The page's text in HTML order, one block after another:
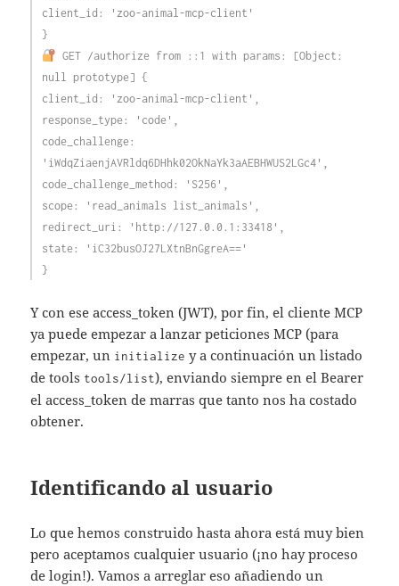
client_id: 'zoo-animal-mcp-client'
}
GET /authorize from ::1 with params: [Object:
null prototype] {
client_id: 'zoo-animal-mcp-client',
response_type: 'code',
code_challenge:
'iWdqZiaenjAVRldq6DHhk02OkNaYk3aAEBHWUS2LGc4',
code_challenge_method: 'S256',
scope: 'read_animals list_animals',
redirect_uri: 'http://127.0.0.1:33418',
state: 'iC32busOJ27LXtnBnGgreA=='
}
Y con ese access_token (JWT), por fin, el cliente MCP
ya puede empezar a lanzar peticiones MCP (para
empezar, un initialize y a continuación un listado
de tools tools/list), enviando siempre en el Bearer
el access_token de marras que tanto nos ha costado
obtener.
Identificando al usuario
Lo que hemos construido hasta ahora está muy bien
pero aceptamos cualquier usuario (¡no hay proceso
de login!). Vamos a arreglar eso añadiendo un